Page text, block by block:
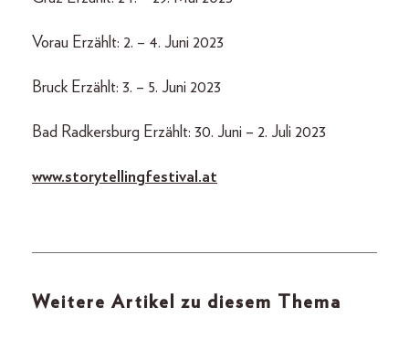
Vorau Erzählt: 2. – 4. Juni 2023
Bruck Erzählt: 3. – 5. Juni 2023
Bad Radkersburg Erzählt: 30. Juni – 2. Juli 2023
www.storytellingfestival .at
Weitere Artikel zu diesem Thema